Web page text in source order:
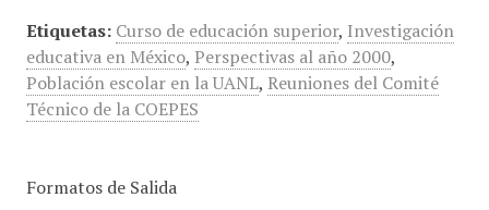
Etiquetas: Curso de educación superior, Investigación
educativa en México, Perspectivas al año 2000,
Población escolar en la UANL, Reuniones del Comité
Técnico de la COEPES
Formatos de Salida